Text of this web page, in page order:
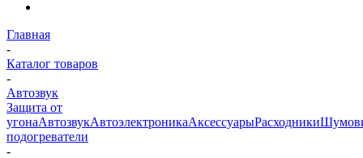
Главная
-
Каталог товаров
-
Автозвук
Защита от
угонаАвтозвукАвтоэлектроникаАксессуарыРасходники
подогреватели
-